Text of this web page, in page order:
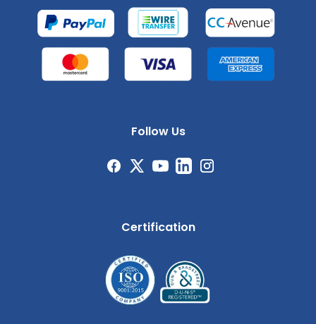
Follow Us
Certification